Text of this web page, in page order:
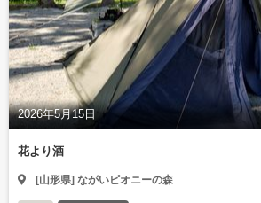
2026年5月15日
花より酒
[山形県] ながいピオニーの森